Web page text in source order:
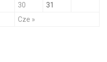
Cze »
30 31